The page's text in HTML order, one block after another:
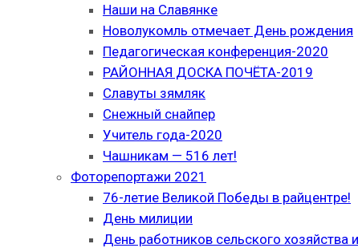
Наши на Славянке
Новолукомль отмечает День рождения
Педагогическая конференция-2020
РАЙОННАЯ ДОСКА ПОЧЁТА-2019
Славуты зямляк
Снежный снайпер
Учитель года-2020
Чашникам — 516 лет!
Фоторепортажи 2021
76-летие Великой Победы в райцентре!
День милиции
День работников сельского